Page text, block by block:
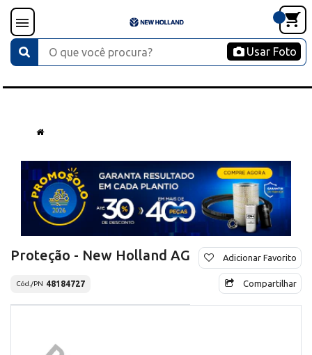
Usar Foto
Proteção - New Holland AG
Cód./PN 48184727
Adicionar Favorito
Compartilhar